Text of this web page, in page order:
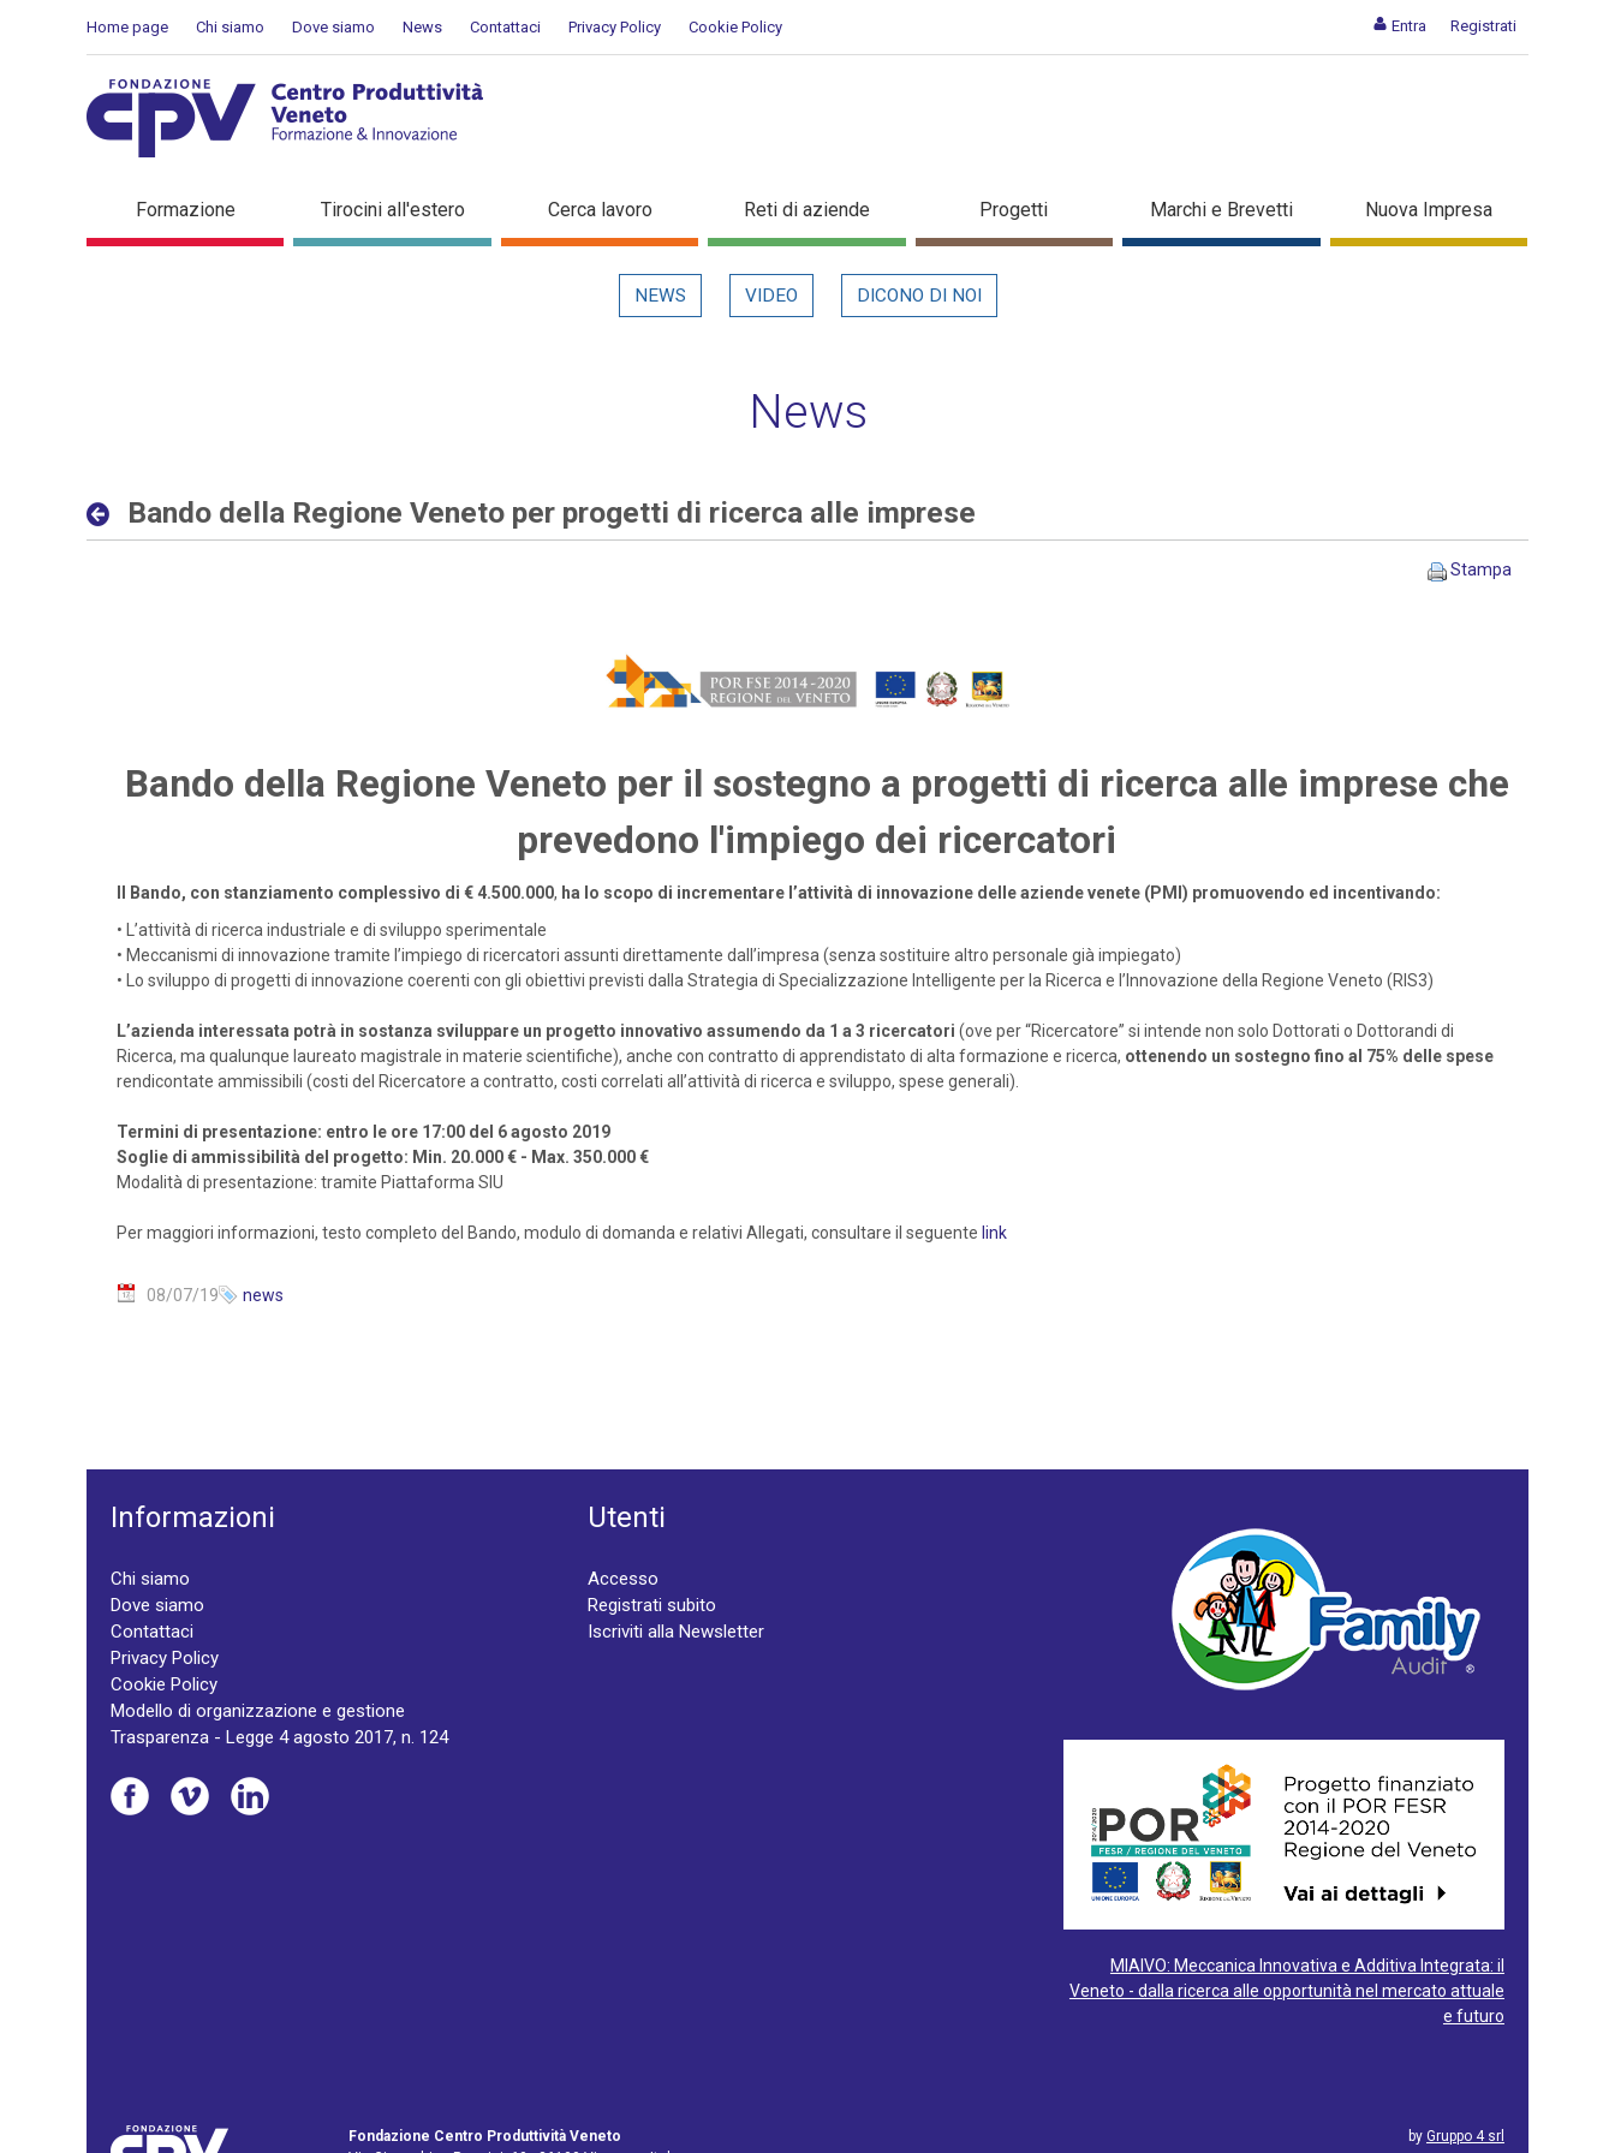
Entra Registrati
Home page Chi siamo Dove siamo News Contattaci Privacy Policy Cookie Policy
Bando della Regione Veneto per progetti di ricerca alle imprese - Dettaglio in evidenza
Formazione Tirocini all'estero Cerca lavoro Reti di aziende Progetti Marchi e Brevetti Nuova Impresa
NEWS VIDEO DICONO DI NOI
News
Bando della Regione Veneto per progetti di ricerca alle imprese
Stampa
Bando della Regione Veneto per il sostegno a progetti di ricerca alle imprese che
prevedono l'impiego dei ricercatori
Il Bando, con stanziamento complessivo di € 4.500.000, ha lo scopo di incrementare l’attività di innovazione delle aziende venete (PMI) promuovendo ed incentivando:
• L’attività di ricerca industriale e di sviluppo sperimentale
• Meccanismi di innovazione tramite l’impiego di ricercatori assunti direttamente dall’impresa (senza sostituire altro personale già impiegato)
• Lo sviluppo di progetti di innovazione coerenti con gli obiettivi previsti dalla Strategia di Specializzazione Intelligente per la Ricerca e l’Innovazione della Regione Veneto (RIS3)
L’azienda interessata potrà in sostanza sviluppare un progetto innovativo assumendo da 1 a 3 ricercatori (ove per “Ricercatore” si intende non solo Dottorati o Dottorandi di
Ricerca, ma qualunque laureato magistrale in materie scientifiche), anche con contratto di apprendistato di alta formazione e ricerca, ottenendo un sostegno fino al 75% delle spese
rendicontate ammissibili (costi del Ricercatore a contratto, costi correlati all’attività di ricerca e sviluppo, spese generali).
Termini di presentazione: entro le ore 17:00 del 6 agosto 2019
Soglie di ammissibilità del progetto: Min. 20.000 € - Max. 350.000 €
Modalità di presentazione: tramite Piattaforma SIU
Per maggiori informazioni, testo completo del Bando, modulo di domanda e relativi Allegati, consultare il seguente link
08/07/19 news
Informazioni
Chi siamo
Dove siamo
Contattaci
Privacy Policy
Cookie Policy
Modello di organizzazione e gestione
Trasparenza - Legge 4 agosto 2017, n. 124
Utenti
Accesso
Registrati subito
Iscriviti alla Newsletter
MIAIVO: Meccanica Innovativa e Additiva Integrata: il
Veneto - dalla ricerca alle opportunità nel mercato attuale
e futuro
Fondazione Centro Produttività Veneto
by Gruppo 4 srl